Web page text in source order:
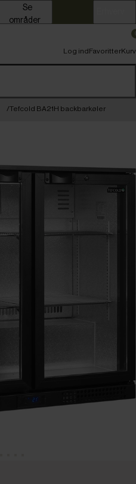
områder
Log indFavoritterKurv
Tefcold BA21H backbarkøler